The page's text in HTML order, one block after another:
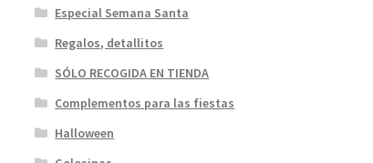
Especial Semana Santa
Regalos, detallitos
SÓLO RECOGIDA EN TIENDA
Complementos para las fiestas
Halloween